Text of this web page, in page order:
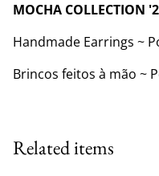
MOCHA COLLECTION
Handmade Earrings ~
Brincos feitos à mão ~
Related items